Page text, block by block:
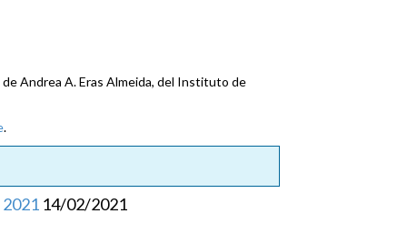
Andrea A. Eras Almeida, del Instituto de
.
2021 14/02/2021